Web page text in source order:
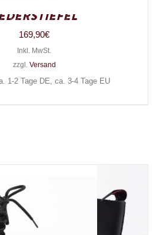
169,90€
Inkl. MwSt.
zzgl. Versand
1-2 Tage DE, ca. 3-4 Tage EU